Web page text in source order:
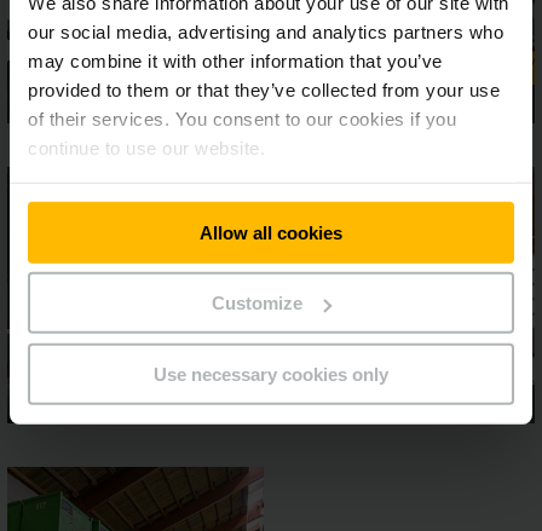
our social media, advertising and analytics partners who
may combine it with other information that you’ve
provided to them or that they’ve collected from your use
of their services. You consent to our cookies if you
continue to use our website.
Allow all cookies
Customize
Use necessary cookies only